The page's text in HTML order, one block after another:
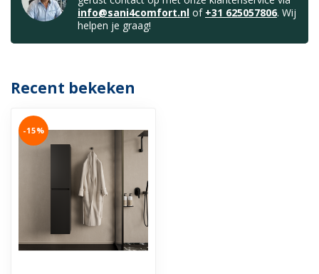
info@sani4comfort.nl of +31 625057806. Wij
helpen je graag!
Recent bekeken
-15%